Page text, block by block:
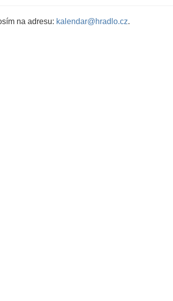
na adresu: kalendar@hradlo.cz.